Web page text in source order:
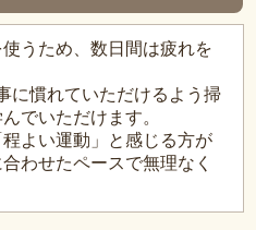
うため、数日間は疲れを
に慣れていただけるよう掃
でいただけます。
よい運動」と感じる方が
わせたペースで無理なく